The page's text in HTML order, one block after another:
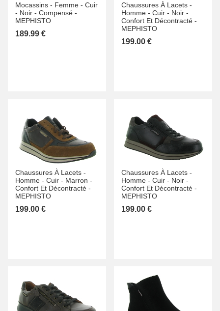
Mocassins - Femme - Cuir
- Noir - Compensé -
MEPHISTO
189.99 €
Chaussures À Lacets -
Homme - Cuir - Noir -
Confort Et Décontracté -
MEPHISTO
199.00 €
Chaussures À Lacets -
Homme - Cuir - Marron -
Confort Et Décontracté -
MEPHISTO
199.00 €
Chaussures À Lacets -
Homme - Cuir - Noir -
Confort Et Décontracté -
MEPHISTO
199.00 €